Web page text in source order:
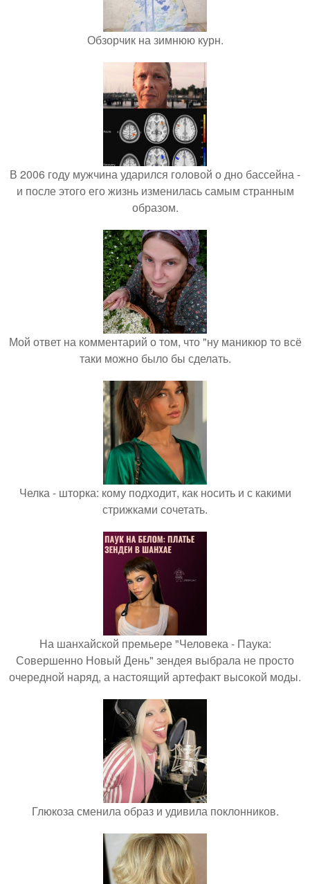
Обзорчик на зимнюю курн.
В 2006 году мужчина ударился головой о дно бассейна -
и после этого его жизнь изменилась самым странным
образом.
Мой ответ на комментарий о том, что "ну маникюр то всё
таки можно было бы сделать.
Челка - шторка: кому подходит, как носить и с какими
стрижками сочетать.
На шанхайской премьере "Человека - Паука:
Совершенно Новый День" зендея выбрала не просто
очередной наряд, а настоящий артефакт высокой моды.
Глюкоза сменила образ и удивила поклонников.